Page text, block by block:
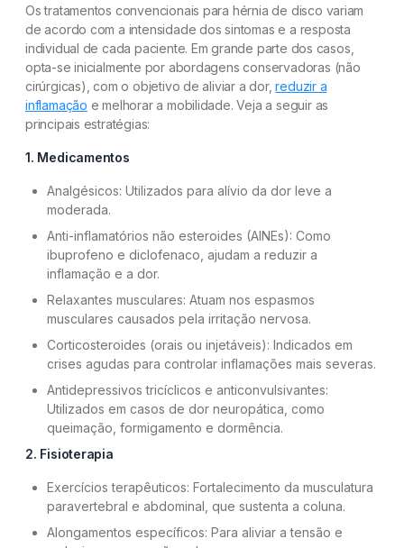
Os tratamentos convencionais para hérnia de disco variam
de acordo com a intensidade dos sintomas e a resposta
individual de cada paciente. Em grande parte dos casos,
opta-se inicialmente por abordagens conservadoras (não
cirúrgicas), com o objetivo de aliviar a dor,reduzir a
inflamação e melhorar a mobilidade. Veja a seguir as
principais estratégias:
1. Medicamentos
Analgésicos: Utilizados para alívio da dor leve a
moderada.
Anti-inflamatórios não esteroides (AINEs): Como
ibuprofeno e diclofenaco, ajudam a reduzir a
inflamação e a dor.
Relaxantes musculares: Atuam nos espasmos
musculares causados pela irritação nervosa.
Corticosteroides (orais ou injetáveis): Indicados em
crises agudas para controlar inflamações mais severas.
Antidepressivos tricíclicos e anticonvulsivantes:
Utilizados em casos de dor neuropática, como
queimação, formigamento e dormência.
2. Fisioterapia
Exercícios terapêuticos: Fortalecimento da musculatura
paravertebral e abdominal, que sustenta a coluna.
Alongamentos específicos: Para aliviar a tensão e